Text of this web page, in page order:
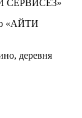
СЕРВИСЕЗ»
«АЙТИ
деревня